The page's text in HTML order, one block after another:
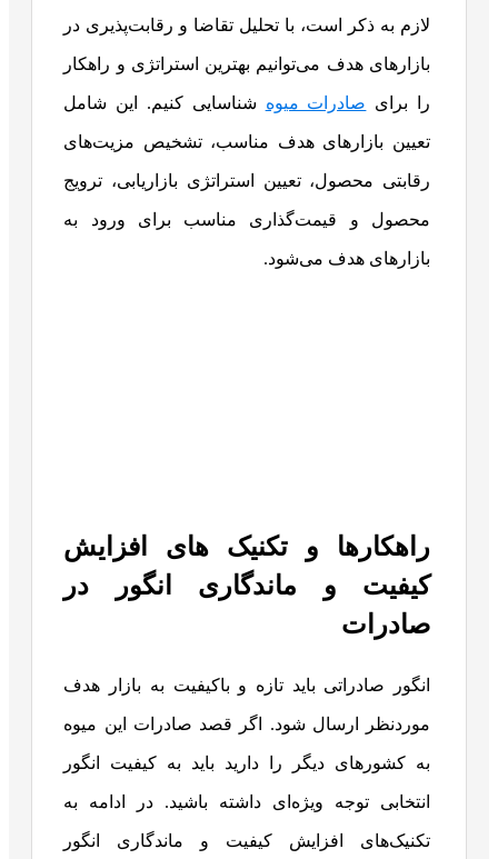
لازم به ذکر است، با تحلیل تقاضا و رقابت‌پذیری در
بازارهای هدف می‌توانیم بهترین استراتژی و راهکار
را برای صادرات میوه شناسایی کنیم. این شامل
تعیین بازارهای هدف مناسب، تشخیص مزیت‌های
رقابتی محصول، تعیین استراتژی بازاریابی، ترویج
محصول و قیمت‌گذاری مناسب برای ورود به
بازارهای هدف می‌شود.
راهکارها و تکنیک‌ های افزایش
کیفیت و ماندگاری انگور در
صادرات
انگور صادراتی باید تازه و باکیفیت به بازار هدف
موردنظر ارسال شود. اگر قصد صادرات این میوه
به کشورهای دیگر را دارید باید به کیفیت انگور
انتخابی توجه ویژه‌ای داشته باشید. در ادامه به
تکنیک‌های افزایش کیفیت و ماندگاری انگور